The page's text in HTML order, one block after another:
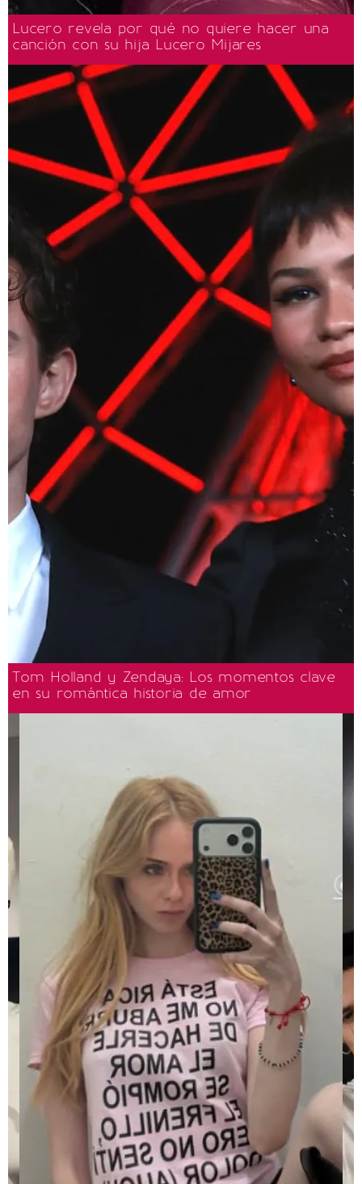
Lucero revela por qué no quiere hacer una
canción con su hija Lucero Mijares
Tom Holland y Zendaya: Los momentos clave
en su romántica historia de amor